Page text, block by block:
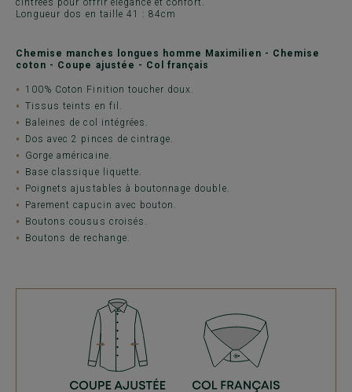
cintrées pour offrir élégance et confort.
Longueur dos en taille 41 : 84cm
Chemise manches longues homme Maximilien - Chemise
coton - Coupe ajustée - Col français
100% Coton Finition toucher doux.
Tissus teints en fil.
Baleines de col intégrées.
Dos avec 2 pinces de cintrage.
Gorge américaine.
Base classique liquette.
Poignets ajustables à boutonnage double.
Parement capucin avec bouton.
Boutons cousus croisés.
Boutons de rechange.